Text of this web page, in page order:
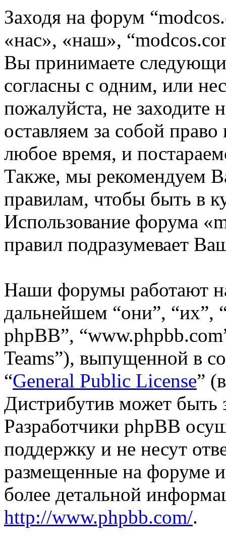
Заходя на форум
«нас», «наш»,
Вы принимаете
согласны с одним, или
пожалуйста, не
оставляем за собой
любое время, и
Также, мы рекомендуем
правилам, чтобы быть в
Использование форума
правил подразумевает
Наши форумы работают
дальнейшем “они”, “их”,
phpBB”,
Teams”), выпущенной в
“General Public License”
Дистрибутив может быть
Разработчики phpBB
поддержку и не несут
размещенные на форуме
более детальной
http://www.phpbb.com/.